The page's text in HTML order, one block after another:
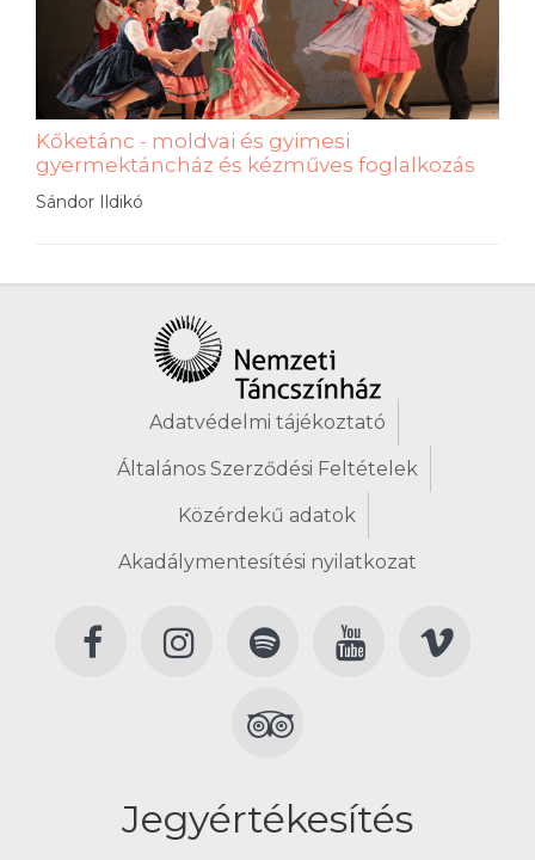
Kőketánc - moldvai és gyimesi
gyermektáncház és kézműves foglalkozás
Sándor Ildikó
Adatvédelmi tájékoztató
Általános Szerződési Feltételek
Közérdekű adatok
Akadálymentesítési nyilatkozat
Jegyértékesítés